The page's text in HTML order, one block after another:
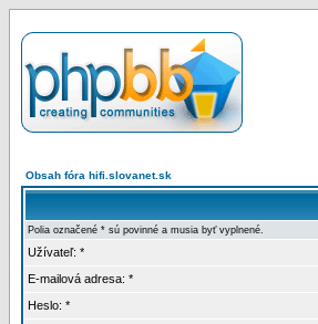
Obsah fóra hifi.slovanet.sk
Polia označené * sú povinné a musia byť vyplnené.
Užívateľ: *
E-mailová adresa: *
Heslo: *